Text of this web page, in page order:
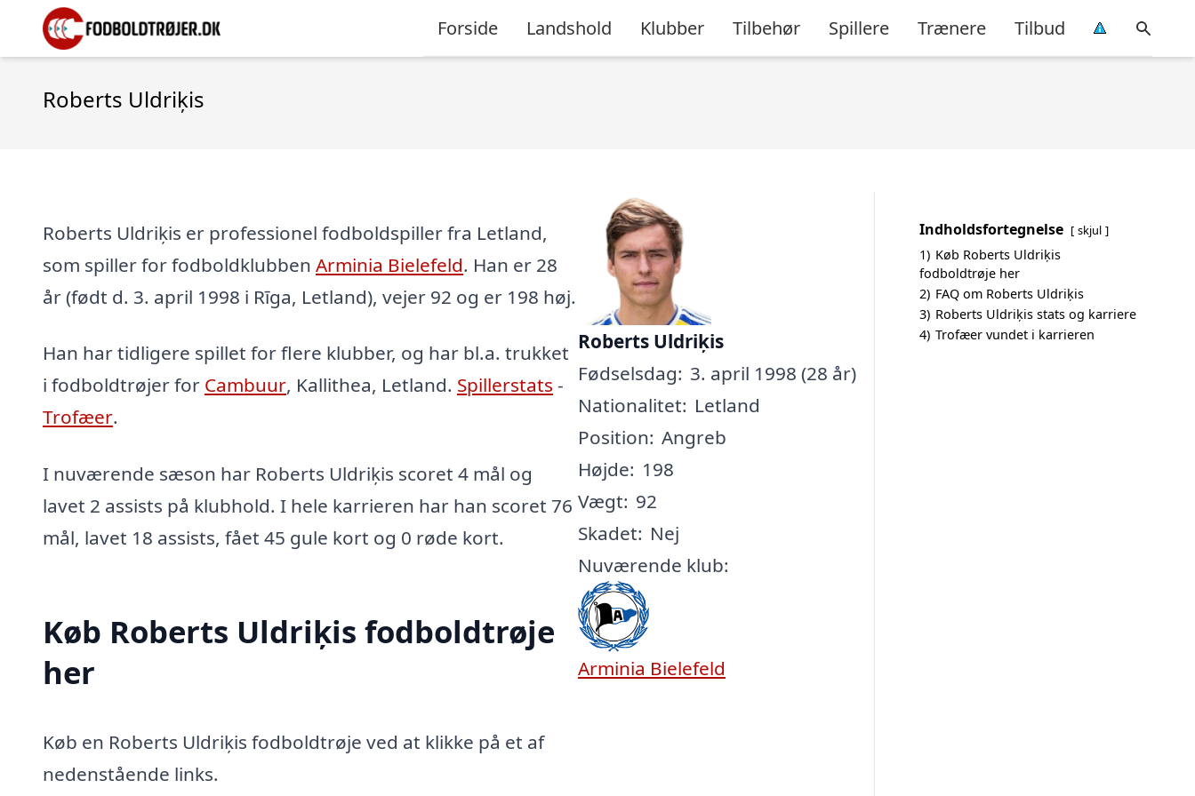
Forside Landshold Klubber Tilbehør Spillere Trænere Tilbud
Roberts Uldriķis
Roberts Uldriķis er professionel fodboldspiller fra Letland,
som spiller for fodboldklubben Arminia Bielefeld. Han er 28
år (født d. 3. april 1998 i Rīga, Letland), vejer 92 og er 198 høj.
Han har tidligere spillet for flere klubber, og har bl.a. trukket
i fodboldtrøjer for Cambuur, Kallithea, Letland. Spillerstats -
Trofæer.
I nuværende sæson har Roberts Uldriķis scoret 4 mål og
lavet 2 assists på klubhold. I hele karrieren har han scoret 76
mål, lavet 18 assists, fået 45 gule kort og 0 røde kort.
Køb Roberts Uldriķis fodboldtrøje
her
Køb en Roberts Uldriķis fodboldtrøje ved at klikke på et af
nedenstående links.
Roberts Uldriķis
Fødselsdag: 3. april 1998 (28 år)
Nationalitet: Letland
Position: Angreb
Højde: 198
Vægt: 92
Skadet: Nej
Nuværende klub:
Arminia Bielefeld
Indholdsfortegnelse skjul
1) Køb Roberts Uldriķis
fodboldtrøje her
2) FAQ om Roberts Uldriķis
3) Roberts Uldriķis stats og karriere
4) Trofæer vundet i karrieren